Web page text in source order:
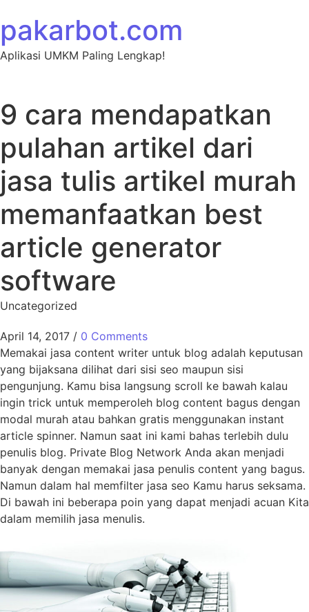
pakarbot.com
Aplikasi UMKM Paling Lengkap!
9 cara mendapatkan
pulahan artikel dari
jasa tulis artikel murah
memanfaatkan best
article generator
software
Uncategorized
April 14, 2017 / 0 Comments
Memakai jasa content writer untuk blog adalah keputusan
yang bijaksana dilihat dari sisi seo maupun sisi
pengunjung. Kamu bisa langsung scroll ke bawah kalau
ingin trick untuk memperoleh blog content bagus dengan
modal murah atau bahkan gratis menggunakan instant
article spinner. Namun saat ini kami bahas terlebih dulu
penulis blog. Private Blog Network Anda akan menjadi
banyak dengan memakai jasa penulis content yang bagus.
Namun dalam hal memfilter jasa seo Kamu harus seksama.
Di bawah ini beberapa poin yang dapat menjadi acuan Kita
dalam memilih jasa menulis.